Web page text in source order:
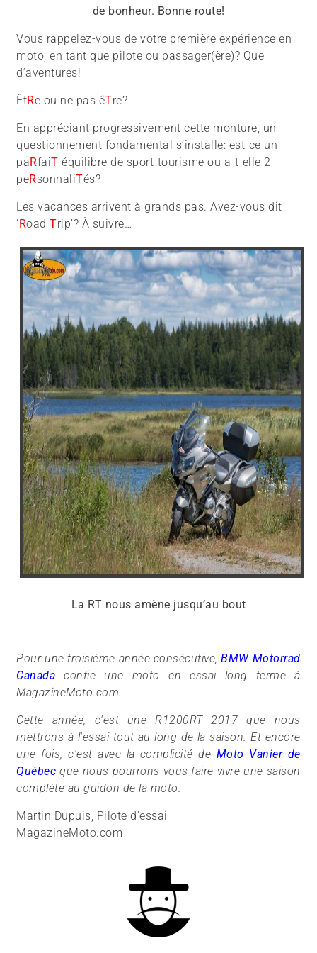
de bonheur. Bonne route!
Vous rappelez-vous de votre première expérience en
moto, en tant que pilote ou passager(ère)? Que
d’aventures!
ÊtRe ou ne pas êTre?
En appréciant progressivement cette monture, un
questionnement fondamental s’installe: est-ce un
paRfaiT équilibre de sport-tourisme ou a-t-elle 2
peRsonnaliTés?
Les vacances arrivent à grands pas. Avez-vous dit
‘RoadTrip’? À suivre…
La RT nous amène jusqu’au bout
Pour une troisième année consécutive,BMW Motorrad
Canada confie une moto en essai long terme à
MagazineMoto.com.
Cette année, c'est une R1200RT 2017 que nous
mettrons à l'essai tout au long de la saison. Et encore
une fois, c'est avec la complicité de Moto Vanier de
Québec que nous pourrons vous faire vivre une saison
complète au guidon de la moto.
Martin Dupuis, Pilote d'essai
MagazineMoto.com